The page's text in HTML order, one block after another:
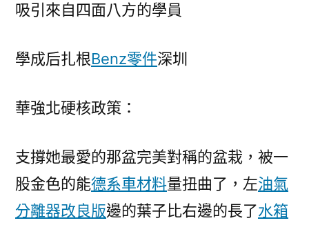
吸引來自四面八方的學員
學成后扎根Benz零件深圳
華強北硬核政策：
支撐她最愛的那盆完美對稱的盆栽，被一
股金色的能德系車材料量扭曲了，左油氣
分離器改良版邊的葉子比右邊的長了水箱